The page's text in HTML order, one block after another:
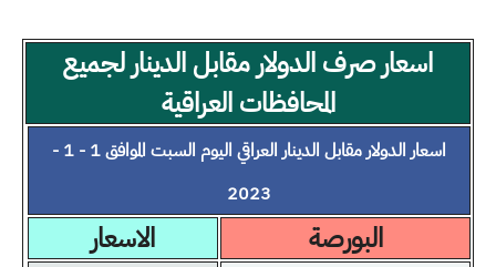
اسعار صرف الدولار مقابل الدينار لجميع
المحافظات العراقية
اسعار الدولار مقابل الدينار العراقي اليوم السبت الموافق 1 - 1 -
2023
البورصة الاسعار